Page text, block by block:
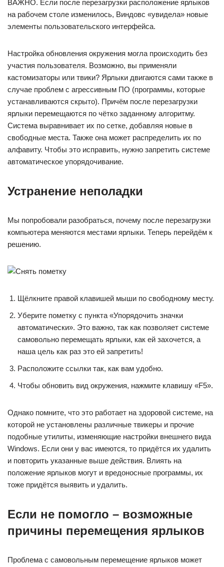
ВАЖНО. Если после перезагрузки расположение ярлыков
на рабочем столе изменилось, Виндовс «увидела» новые
элементы пользовательского интерфейса.
Настройка обновления окружения могла происходить без
участия пользователя. Возможно, вы применяли
кастомизаторы или твики? Ярлыки двигаются сами также в
случае проблем с агрессивным ПО (программы, которые
устанавливаются скрыто). Причём после перезагрузки
ярлыки перемещаются по чётко заданному алгоритму.
Система выравнивает их по сетке, добавляя новые в
свободные места. Также она может распределить их по
алфавиту. Чтобы это исправить, нужно запретить системе
автоматическое упорядочивание.
Устранение неполадки
Мы попробовали разобраться, почему после перезагрузки
компьютера меняются местами ярлыки. Теперь перейдём к
решению.
Щёлкните правой клавишей мыши по свободному месту.
Уберите пометку с пункта «Упорядочить значки
автоматически». Это важно, так как позволяет системе
самовольно перемещать ярлыки, как ей захочется, а
наша цель как раз это ей запретить!
Расположите ссылки так, как вам удобно.
Чтобы обновить вид окружения, нажмите клавишу «F5».
Однако помните, что это работает на здоровой системе, на
которой не установлены различные твикеры и прочие
подобные утилиты, изменяющие настройки внешнего вида
Windows. Если они у вас имеются, то придётся их удалить
и повторить указанные выше действия. Влиять на
положение ярлыков могут и вредоносные программы, их
тоже придётся выявить и удалить.
Если не помогло – возможные
причины перемещения ярлыков
Проблема с самовольным перемещение ярлыков может